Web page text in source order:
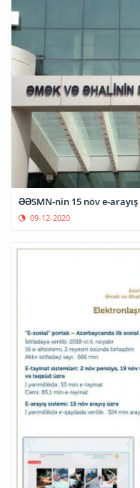
ƏƏSMN-nin 15 növ e-
09-12-2020